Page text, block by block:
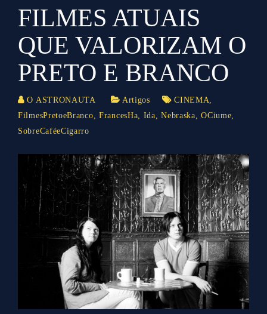
FILMES ATUAIS
QUE VALORIZAM O
PRETO E BRANCO
O ASTRONAUTA Artigos CINEMA,
FilmesPretoeBranco,FrancesHa, Ida,Nebraska,OCiume,
SobreCaféeCigarro